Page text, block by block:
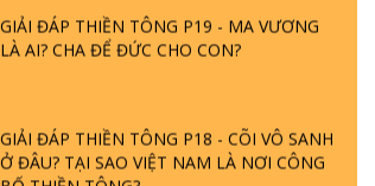
GIẢI ĐÁP THIỀN TÔNG P19 - MA VƯƠNG
LÀ AI? CHA ĐỂ ĐỨC CHO CON?
GIẢI ĐÁP THIỀN TÔNG P18 - CÕI VÔ SANH
Ở ĐÂU? TẠI SAO VIỆT NAM LÀ NƠI CÔNG
BỐ THIỀN TÔNG?